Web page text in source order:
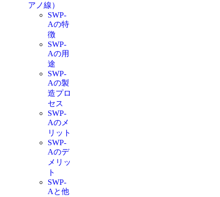
アノ線）
SWP-
Aの特
徴
SWP-
Aの用
途
SWP-
Aの製
造プロ
セス
SWP-
Aのメ
リット
SWP-
Aのデ
メリッ
ト
SWP-
Aと他